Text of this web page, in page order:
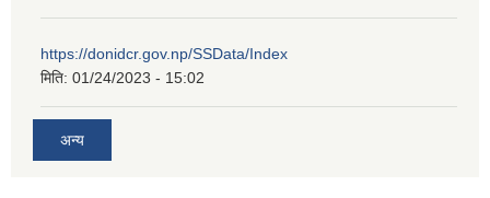
https://donidcr.gov.np/SSData/Index
मिति: 01/24/2023 - 15:02
अन्य